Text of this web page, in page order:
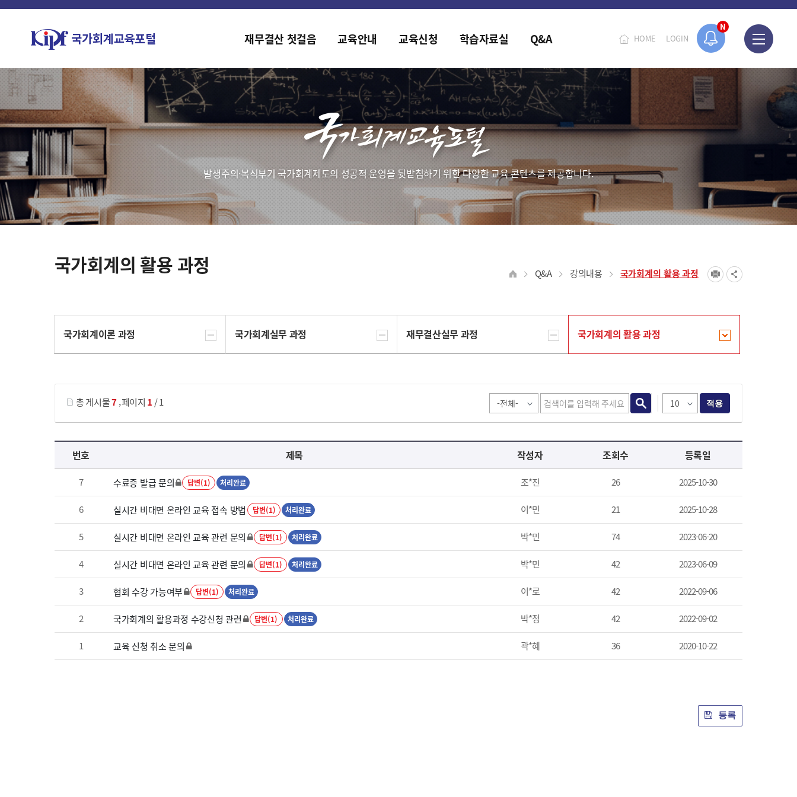
N
홈페이지가 새롭게 개편되었습니다.
HOME LOGIN
재무결산 첫걸음 교육안내 교육신청 학습자료실 Q&A
발생주의·복식부기 국가회계제도의 성공적 운영을 뒷받침하기 위한 다양한 교육 콘텐츠를 제공합니다.
국가회계의 활용 과정 Q&A 강의내용 국가회계의 활용 과정
국가회계이론 과정 국가회계실무 과정 재무결산실무 과정 국가회계의 활용 과정
총 게시물7,페이지 1 / 1 적용
국가회계의 활용 과정 목록 으로 번호, 제목, 작성자, 조회수, 등록 일로 나열 되고 있습니다.
번호 제목 작성자 조회수 등록일
7 수료증 발급 문의 답변(1) 처리완료 조*진 26 2025-10-30
6 실시간 비대면 온라인 교육 접속 방법 답변(1) 처리완료 이*민 21 2025-10-28
5 실시간 비대면 온라인 교육 관련 문의 답변(1) 처리완료 박*민 74 2023-06-20
4 실시간 비대면 온라인 교육 관련 문의 답변(1) 처리완료 박*민 42 2023-06-09
3 협회 수강 가능여부 답변(1) 처리완료 이*로 42 2022-09-06
2 국가회계의 활용과정 수강신청 관련 답변(1) 처리완료 박*정 42 2022-09-02
1 교육 신청 취소 문의 곽*혜 36 2020-10-22
등록